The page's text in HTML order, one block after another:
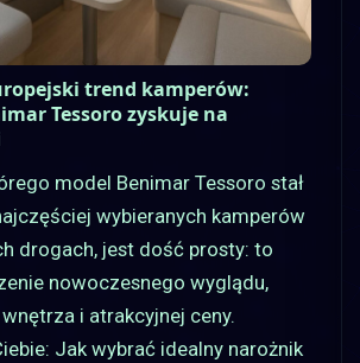
trend kamperów:
Tessoro zyskuje na
model Benimar Tessoro stał
wybieranych kamperów
drogach, jest dość prosty: to
nowoczesnego wyglądu,
i atrakcyjnej ceny.
Jak wybrać idealny narożnik